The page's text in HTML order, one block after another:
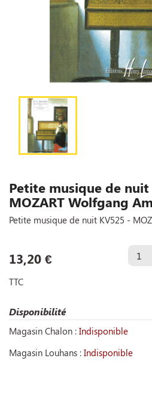
Petite musique de nuit
MOZART Wolfgang
Petite musique de nuit KV525 -
13,20 €
TTC
Disponibilité
Magasin Chalon : Indisponible
Magasin Louhans : Indisponible